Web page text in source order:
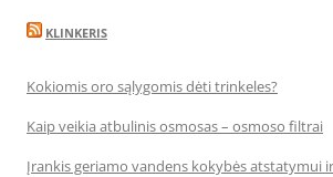
KLINKERIS
Kokiomis oro sąlygomis dėti trinkeles?
Kaip veikia atbulinis osmosas – osmoso filtrai
Įrankis geriamo vandens kokybės atstatymui